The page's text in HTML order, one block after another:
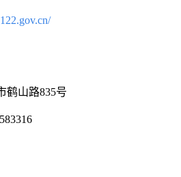
鹤山路835号